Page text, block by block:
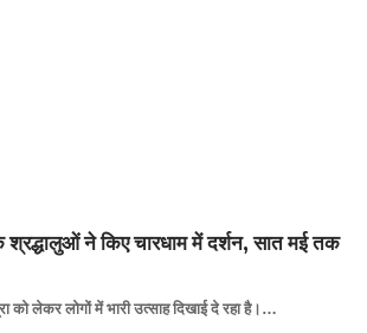
ने किए चारधाम में दर्शन, सात मई तक
को लेकर लोगों में भारी उत्साह दिखाई दे रहा है।…